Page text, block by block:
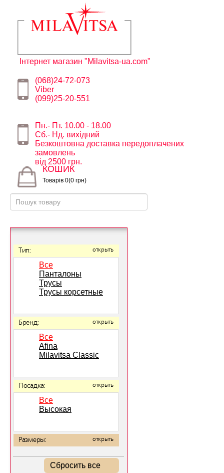
Інтернет магазин "Milavitsa-ua.com"
(068)24-72-073
Viber
(099)25-20-551
Пн.- Пт. 10.00 - 18.00
Сб.- Нд. вихідний
Безкоштовна доставка передоплачених
замовлень
від 2500 грн.
КОШИК
Товарів 0(0 грн)
Тип: открыть
Все
Панталоны
Трусы
Трусы корсетные
Бренд: открыть
Все
Afina
Milavitsa Classic
Посадка: открыть
Все
Высокая
Размеры: открыть
Сбросить все